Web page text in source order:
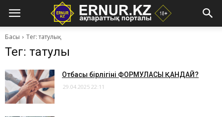
Басы Тег: татулық
Тег: татулық
​Отбасы бірлігінің ФОРМУЛАСЫ ҚАНДАЙ?
29.04.2025 22:11